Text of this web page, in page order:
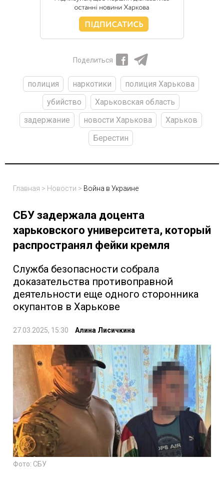
Поделиться
полиция наркотики
полиция Харькова
убийство
Харьковская область
задержание
новости Харькова
Харьков
Берестин
Главная > Новости > Война в Украине
СБУ задержала доцента
харьковского университета, который
распространял фейки кремля
Служба безопасности собрала
доказательства противоправной
деятельности еще одного сторонника
окупантов в Харькове
27.03.2025, 15:30 Алина Лисичкина
Фото: СБУ